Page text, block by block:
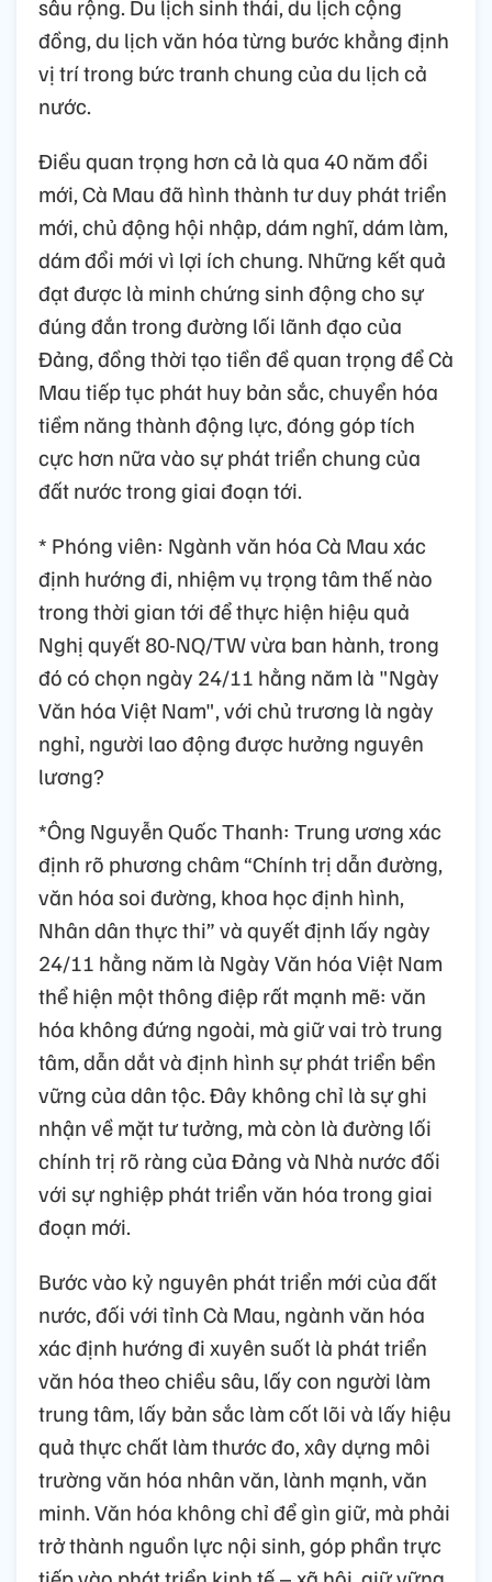
sâu rộng. Du lịch sinh thái, du lịch cộng
đồng, du lịch văn hóa từng bước khẳng định
vị trí trong bức tranh chung của du lịch cả
nước.
Điều quan trọng hơn cả là qua 40 năm đổi
mới, Cà Mau đã hình thành tư duy phát triển
mới, chủ động hội nhập, dám nghĩ, dám làm,
dám đổi mới vì lợi ích chung. Những kết quả
đạt được là minh chứng sinh động cho sự
đúng đắn trong đường lối lãnh đạo của
Đảng, đồng thời tạo tiền đề quan trọng để Cà
Mau tiếp tục phát huy bản sắc, chuyển hóa
tiềm năng thành động lực, đóng góp tích
cực hơn nữa vào sự phát triển chung của
đất nước trong giai đoạn tới.
* Phóng viên: Ngành văn hóa Cà Mau xác
định hướng đi, nhiệm vụ trọng tâm thế nào
trong thời gian tới để thực hiện hiệu quả
Nghị quyết 80-NQ/TW vừa ban hành, trong
đó có chọn ngày 24/11 hằng năm là "Ngày
Văn hóa Việt Nam", với chủ trương là ngày
nghỉ, người lao động được hưởng nguyên
lương?
*Ông Nguyễn Quốc Thanh: Trung ương xác
định rõ phương châm “Chính trị dẫn đường,
văn hóa soi đường, khoa học định hình,
Nhân dân thực thi” và quyết định lấy ngày
24/11 hằng năm là Ngày Văn hóa Việt Nam
thể hiện một thông điệp rất mạnh mẽ: văn
hóa không đứng ngoài, mà giữ vai trò trung
tâm, dẫn dắt và định hình sự phát triển bền
vững của dân tộc. Đây không chỉ là sự ghi
nhận về mặt tư tưởng, mà còn là đường lối
chính trị rõ ràng của Đảng và Nhà nước đối
với sự nghiệp phát triển văn hóa trong giai
đoạn mới.
Bước vào kỷ nguyên phát triển mới của đất
nước, đối với tỉnh Cà Mau, ngành văn hóa
xác định hướng đi xuyên suốt là phát triển
văn hóa theo chiều sâu, lấy con người làm
trung tâm, lấy bản sắc làm cốt lõi và lấy hiệu
quả thực chất làm thước đo, xây dựng môi
trường văn hóa nhân văn, lành mạnh, văn
minh. Văn hóa không chỉ để gìn giữ, mà phải
trở thành nguồn lực nội sinh, góp phần trực